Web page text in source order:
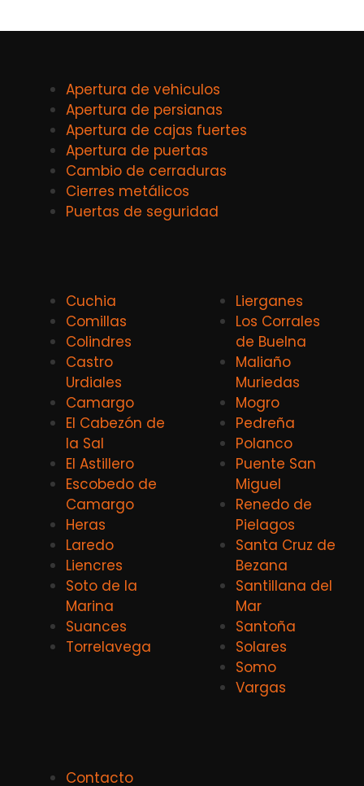
Apertura de vehiculos
Apertura de persianas
Apertura de cajas fuertes
Apertura de puertas
Cambio de cerraduras
Cierres metálicos
Puertas de seguridad
Cuchia
Comillas
Colindres
Castro
Urdiales
Camargo
El Cabezón de
la Sal
El Astillero
Escobedo de
Camargo
Heras
Laredo
Liencres
Soto de la
Marina
Suances
Torrelavega
Lierganes
Los Corrales
de Buelna
Maliaño
Muriedas
Mogro
Pedreña
Polanco
Puente San
Miguel
Renedo de
Pielagos
Santa Cruz de
Bezana
Santillana del
Mar
Santoña
Solares
Somo
Vargas
Contacto